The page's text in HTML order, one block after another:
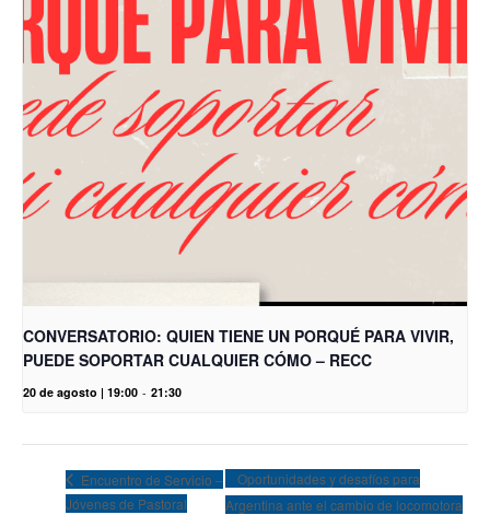
CONVERSATORIO: QUIEN TIENE UN PORQUÉ PARA VIVIR,
PUEDE SOPORTAR CUALQUIER CÓMO – RECC
20 de agosto | 19:00 - 21:30
Encuentro de Servicio –
Jóvenes de Pastoral
Oportunidades y desafíos para
Argentina ante el cambio de locomotora